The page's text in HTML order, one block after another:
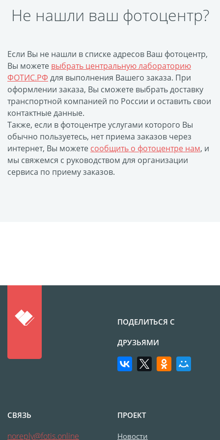
размеров
Печать чертежей
Холст настольный с
мольбертом
Roll up
Фото на холсте с карт.
осн. УФ
Пресс-воллы
Флип-Флоп портрет
Фото на металле
Фото на часах
Фото на подушке
Фото на бейсболке
Не нашли ваш фотоцентр?
Если Вы не нашли в списке адресов Ваш фотоцентр,
Вы можете выбрать центральную лабораторию
ФОТИС.РФ для выполнения Вашего заказа. При
оформлении заказа, Вы сможете выбрать доставку
транспортной компанией по России и оставить свои
контактные данные.
Также, если в фотоцентре услугами которого Вы
обычно пользуетесь, нет приема заказов через
интернет, Вы можете сообщить о фотоцентре нам, и
мы свяжемся с руководством для организации
сервиса по приему заказов.
ПОДЕЛИТЬСЯ С
ДРУЗЬЯМИ
СВЯЗЬ
noreply@fotis.online
ПРОЕКТ
Новости